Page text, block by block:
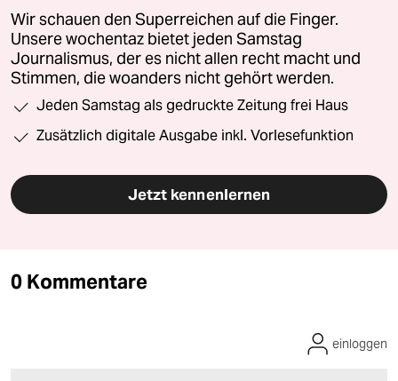
Wir schauen den Superreichen auf die Finger.
Unsere wochentaz bietet jeden Samstag
Journalismus, der es nicht allen recht macht und
Stimmen, die woanders nicht gehört werden.
Jeden Samstag als gedruckte Zeitung frei Haus
Zusätzlich digitale Ausgabe inkl. Vorlesefunktion
Jetzt kennenlernen
0 Kommentare
einloggen